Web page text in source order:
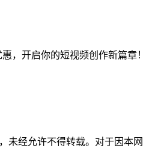
，开启你的短视频创作新篇章！
经允许不得转载。对于因本